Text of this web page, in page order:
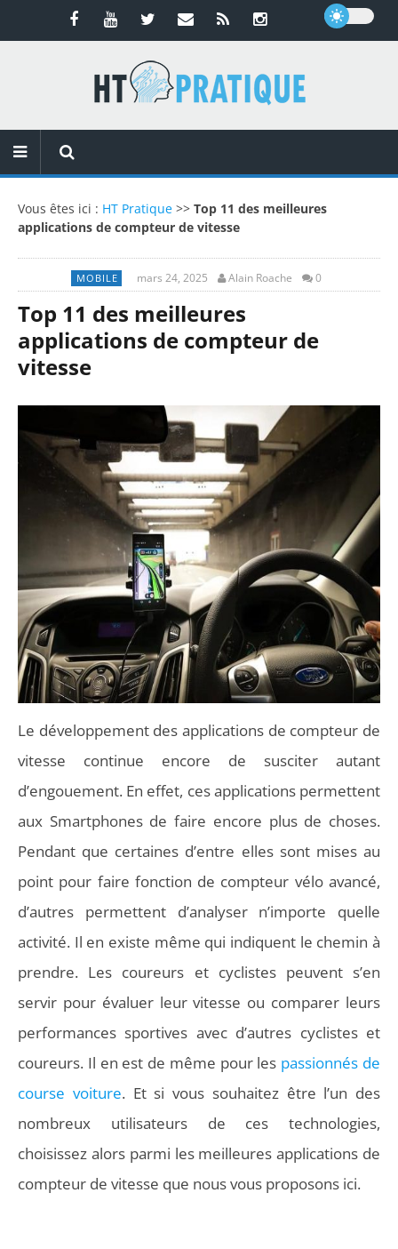
Vous êtes ici : HT Pratique >> Top 11 des meilleures
applications de compteur de vitesse
MOBILE mars 24, 2025 Alain Roache 0
Top 11 des meilleures
applications de compteur de
vitesse
Le développement des applications de compteur de
vitesse continue encore de susciter autant
d’engouement. En effet, ces applications permettent
aux Smartphones de faire encore plus de choses.
Pendant que certaines d’entre elles sont mises au
point pour faire fonction de compteur vélo avancé,
d’autres permettent d’analyser n’importe quelle
activité. Il en existe même qui indiquent le chemin à
prendre. Les coureurs et cyclistes peuvent s’en
servir pour évaluer leur vitesse ou comparer leurs
performances sportives avec d’autres cyclistes et
coureurs. Il en est de même pour les passionnés de
course voiture. Et si vous souhaitez être l’un des
nombreux utilisateurs de ces technologies,
choisissez alors parmi les meilleures applications de
compteur de vitesse que nous vous proposons ici.